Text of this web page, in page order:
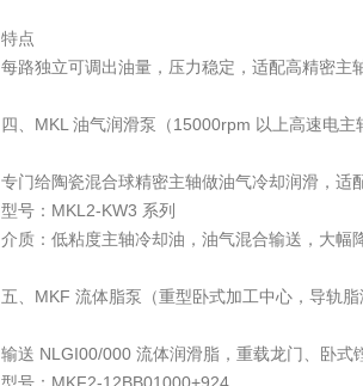
特点
每路独立可调出油量，压力稳定，适配高精密主
四、MKL 油气润滑泵（15000rpm 以上高速电主
专门给陶瓷混合球精密主轴做油气冷却润滑，适
型号：MKL2-KW3 系列
介质：低粘度主轴冷却油，油气混合输送，大幅
五、MKF 流体脂泵（重型卧式加工中心，导轨脂
输送 NLGI00/000 流体润滑脂，重载龙门、卧